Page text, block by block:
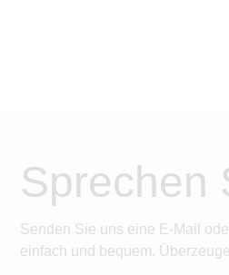
Sprechen
Senden Sie uns eine E-Mail
einfach und bequem.